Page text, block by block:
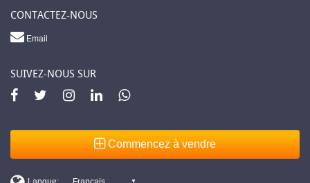
CONTACTEZ-NOUS
Email
SUIVEZ-NOUS SUR
Commencez à vendre